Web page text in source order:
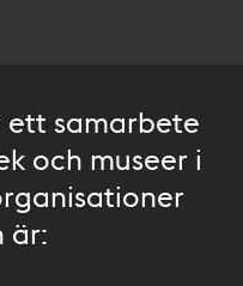
ett samarbete
och museer i
är: